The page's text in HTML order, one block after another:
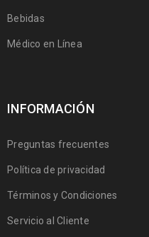
Bebidas
Médico en Línea
INFORMACIÓN
Preguntas frecuentes
Política de privacidad
Términos y Condiciones
Servicio al Cliente